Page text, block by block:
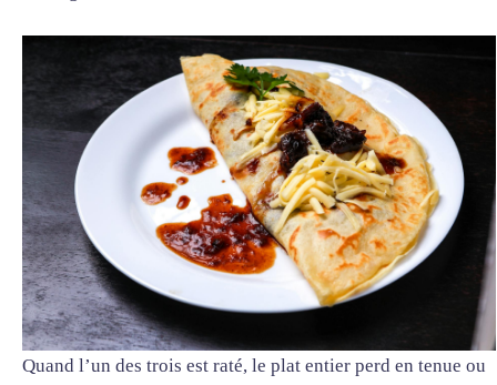
Quand l’un des trois est raté, le plat entier perd en tenue ou